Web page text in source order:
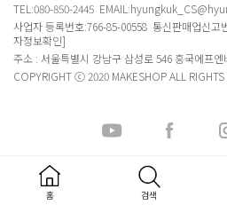
TEL:080-850-2445
사업자 등록번호:766-85-00558 통신판매업신고
자정보확인]
주소 : 서울특별시 강남구 삼성로 546 흥국에프엔
COPYRIGHT ⓒ 2020 MAKESHOP ALL RIGHTS
홈 검색